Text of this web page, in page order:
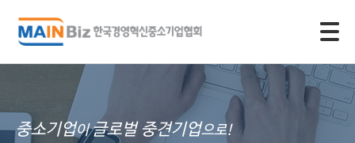
중소기업이글로벌 중견기업으로!